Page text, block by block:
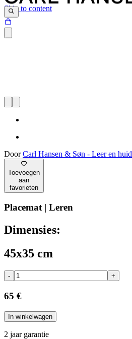
Skip to content
DoorCarl Hansen & Søn - Leer en huid
Toevoegen
aan
favorieten
Placemat | Leren
Dimensies:
45x35 cm
- +
65 €
In winkelwagen
2 jaar garantie